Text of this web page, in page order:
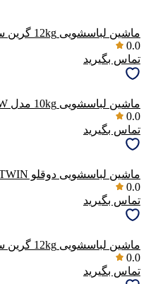
ماشین لباسشویی 12kg گرین سری ONYX
0.0
تماس بگیرید
ماشین لباسشویی 10kg مدل GWM100DDA-S.W گرین GREEN
0.0
تماس بگیرید
ماشین لباسشویی دوقلو ۱۵kg TWIN گرین سری COMAPCT
0.0
تماس بگیرید
ماشین لباسشویی 12kg گرین سری BMW
0.0
تماس بگیرید